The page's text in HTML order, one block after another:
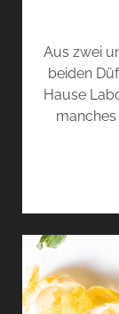
Aus zwei
beiden
Hause